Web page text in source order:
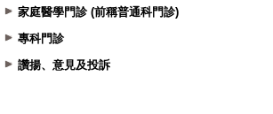
家庭醫學門診 (前稱普通科門診)
專科門診
讚揚、意見及投訴